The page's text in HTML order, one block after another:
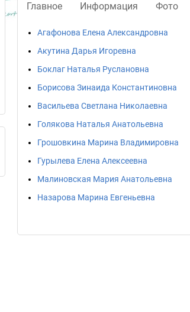
Главное Информация Фото
Агафонова Елена Александровна
Акутина Дарья Игоревна
Боклаг Наталья Руслановна
Борисова Зинаида Константиновна
Васильева Светлана Николаевна
Голякова Наталья Анатольевна
Грошовкина Марина Владимировна
Гурылева Елена Алексеевна
Малиновская Мария Анатольевна
Назарова Марина Евгеньевна